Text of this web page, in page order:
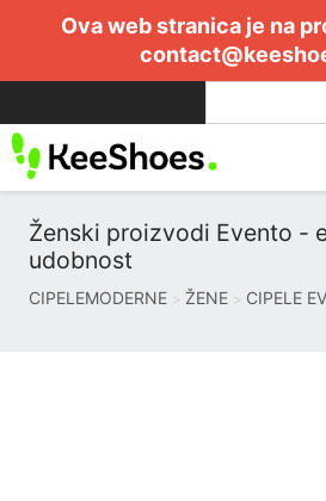
Ova web stranica je na
Ženski proizvodi Evento -
udobnost
CIPELEMODERNE ŽENE CIPELE